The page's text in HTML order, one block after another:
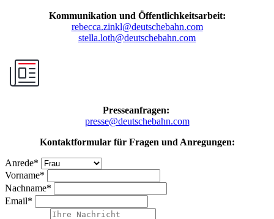
Kommunikation und Öffentlichkeitsarbeit:
rebecca.zinkl@deutschebahn.com
stella.loth@deutschebahn.com
Presseanfragen:
presse@deutschebahn.com
Kontaktformular für Fragen und Anregungen:
Anrede*
Vorname*
Nachname*
Email*